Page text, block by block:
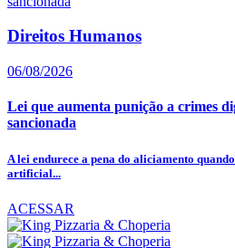
Direitos Humanos
06/08/2026
Lei que aumenta punição a crimes
sancionada
A lei endurece a pena do aliciamento
artificial...
ACESSAR